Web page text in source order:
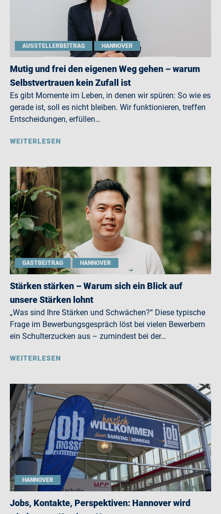
AUSSTELLERBEITRAG HANNOVER
Mutig und frei den eigenen Weg gehen – warum
Selbstvertrauen kein Zufall ist
Es gibt Momente im Leben, in denen wir spüren: So wie es
gerade ist, soll es nicht bleiben. Wir funktionieren, treffen
Entscheidungen, erfüllen…
WEITERLESEN
GASTBEITRAG HANNOVER
Stärken stärken – Warum sich ein Blick auf
unsere Stärken lohnt
„Was sind Ihre Stärken und Schwächen?“ Diese typische
Frage im Bewerbungsgespräch löst bei vielen Bewerbern
ein Schulterzucken aus – zumindest bei der…
WEITERLESEN
HANNOVER
Jobs, Kontakte, Perspektiven: Hannover wird